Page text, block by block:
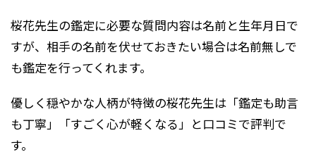
桜花先生の鑑定に必要な質問内容は名前と生年月日で
すが、相手の名前を伏せておきたい場合は名前無しで
も鑑定を行ってくれます。
優しく穏やかな人柄が特徴の桜花先生は「鑑定も助言
も丁寧」「すごく心が軽くなる」と口コミで評判で
す。